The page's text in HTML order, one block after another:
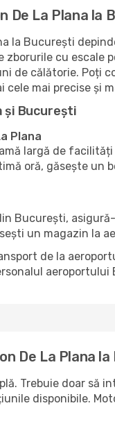
De La Plana la
la București
cu escale
de călătorie. Poți
mai precise și
și București
Plana
largă de
oră, găsește
București,
un magazin la
de la
De La Plana
Trebuie doar să
disponibile.